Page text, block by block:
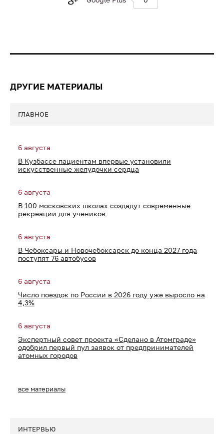
ДРУГИЕ МАТЕРИАЛЫ
ГЛАВНОЕ
6 августа
В Кузбассе пациентам впервые установили
искусственные желудочки сердца
6 августа
В 100 московских школах создадут современные
рекреации для учеников
6 августа
В Чебоксары и Новочебоксарск до конца 2027 года
поступят 76 автобусов
6 августа
Число поездок по России в 2026 году уже выросло на
4,3%
6 августа
Экспертный совет проекта «Сделано в Атомграде»
одобрил первый пул заявок от предпринимателей
атомных городов
все материалы
ИНТЕРВЬЮ